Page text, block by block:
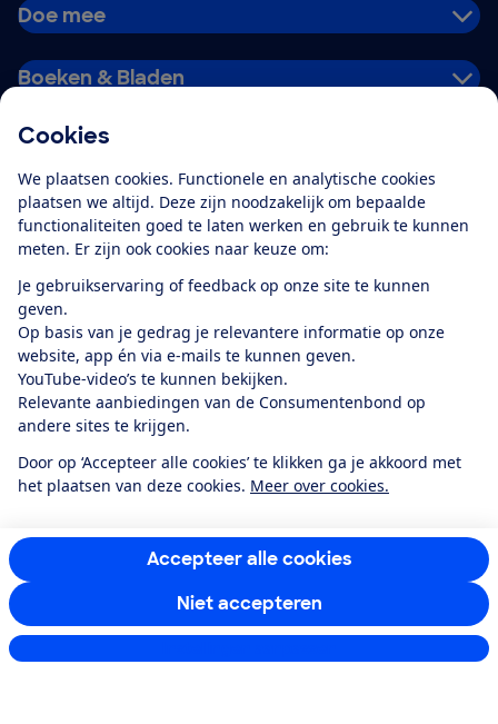
Cookies
We plaatsen cookies. Functionele en analytische cookies
plaatsen we altijd. Deze zijn noodzakelijk om bepaalde
functionaliteiten goed te laten werken en gebruik te kunnen
meten. Er zijn ook cookies naar keuze om:
Je gebruikservaring of feedback op onze site te kunnen
geven.
Op basis van je gedrag je relevantere informatie op onze
website, app én via e-mails te kunnen geven.
YouTube-video’s te kunnen bekijken.
Relevante aanbiedingen van de Consumentenbond op
andere sites te krijgen.
Door op ‘Accepteer alle cookies’ te klikken ga je akkoord met
het plaatsen van deze cookies. Meer over cookies.
Accepteer alle cookies
Niet accepteren
Doe mee
Boeken & Bladen
Alles over de
app
Algemene Voorwaarden
Privacyverklaring
Cookiebeleid
Privacyvoorkeuren
Toegankelijkheid
RSS-feed nieuws
Facebook
TwitterInstagram
YoutubeLinkedIn
12.901consumentenbeoordelen de Consumentenbondmet gemiddeld